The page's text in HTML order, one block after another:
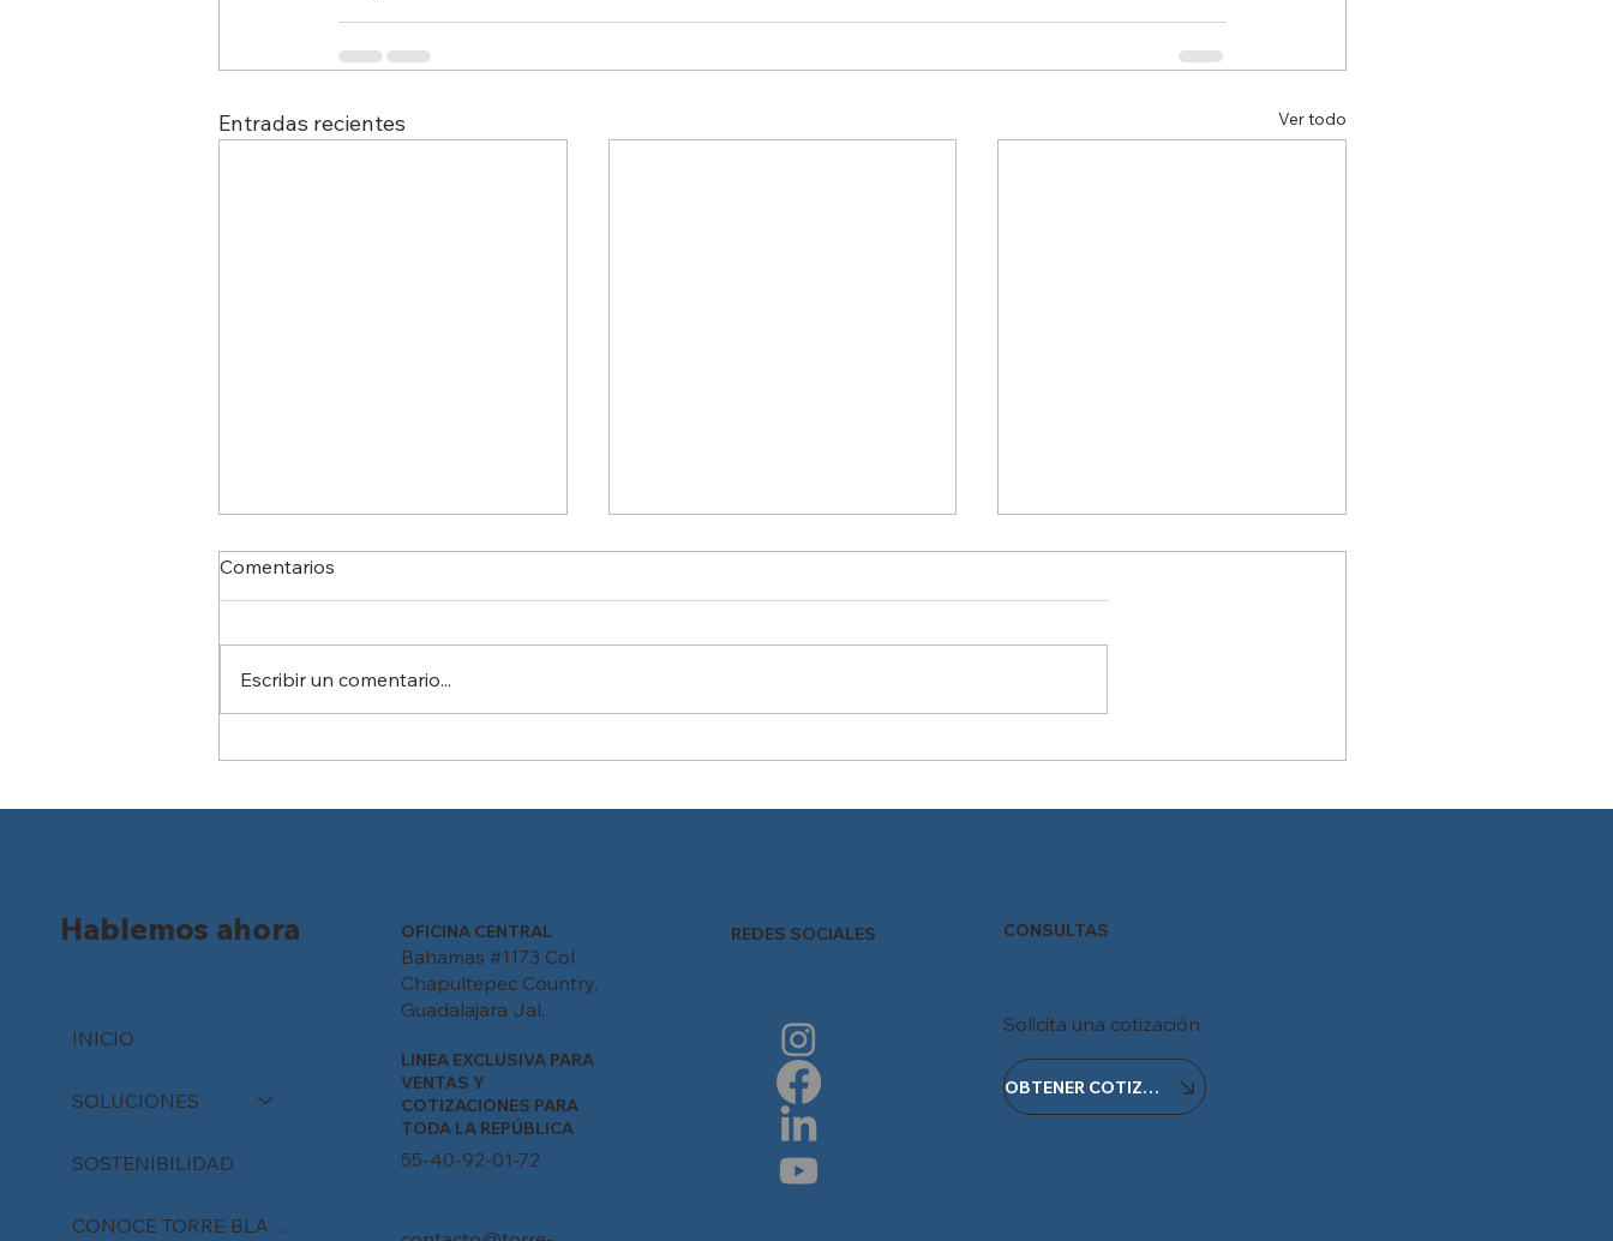
Entradas recientes Ver todo
certificaciones de
empresa preparada para el
Comentarios
Escribir un comentario...
INICIO
SOLUCIONES
SOSTENIBILIDAD
CONOCE TORRE BLANCA
Hablemos ahora OFICINA CENTRAL
Bahamas #1173 Col.
Chapultepec Country,
Guadalajara Jal.
LINEA EXCLUSIVA PARA
VENTAS Y
COTIZACIONES PARA
TODA LA REPÚBLICA
55-40-92-01-72
REDES SOCIALES CONSULTAS
Solicita una cotización
OBTENER COTIZACIÓN